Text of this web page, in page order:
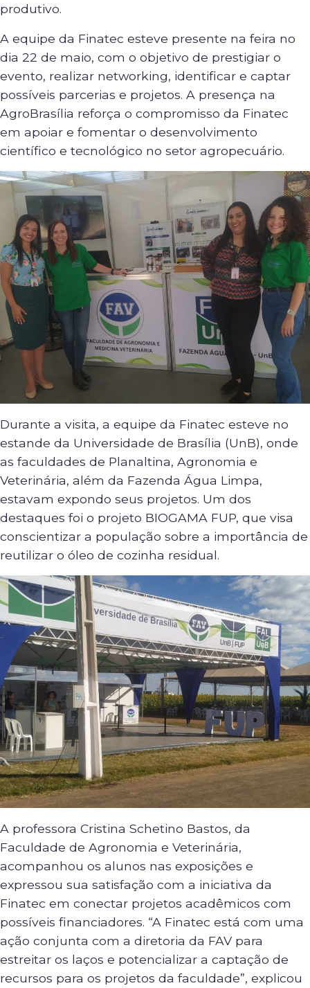
produtivo.
A equipe da Finatec esteve presente na feira no
dia 22 de maio, com o objetivo de prestigiar o
evento, realizar networking, identificar e captar
possíveis parcerias e projetos. A presença na
AgroBrasília reforça o compromisso da Finatec
em apoiar e fomentar o desenvolvimento
científico e tecnológico no setor agropecuário.
Durante a visita, a equipe da Finatec esteve no
estande da Universidade de Brasília (UnB), onde
as faculdades de Planaltina, Agronomia e
Veterinária, além da Fazenda Água Limpa,
estavam expondo seus projetos. Um dos
destaques foi o projeto BIOGAMA FUP, que visa
conscientizar a população sobre a importância de
reutilizar o óleo de cozinha residual.
A professora Cristina Schetino Bastos, da
Faculdade de Agronomia e Veterinária,
acompanhou os alunos nas exposições e
expressou sua satisfação com a iniciativa da
Finatec em conectar projetos acadêmicos com
possíveis financiadores. “A Finatec está com uma
ação conjunta com a diretoria da FAV para
estreitar os laços e potencializar a captação de
recursos para os projetos da faculdade”, explicou